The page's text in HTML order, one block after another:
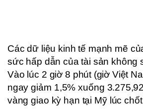
Các dữ liệu kinh tế mạnh mẽ
sức hấp dẫn của tài sản không
Vào lúc 2 giờ 8 phút (giờ Việt
ngay giảm 1,5% xuống
vàng giao kỳ hạn tại Mỹ lúc